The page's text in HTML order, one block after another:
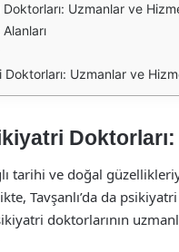
Uzmanlar ve
Doktorları: Uzmanlar ve
tarihi ve doğal
Tavşanlı’da da
doktorlarının